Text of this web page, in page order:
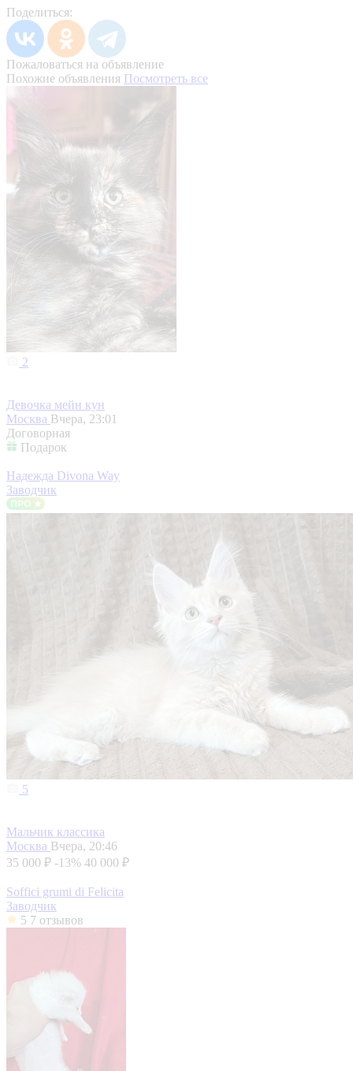
Поделиться:
Пожаловаться на объявление
Похожие объявления Посмотреть все
2
Девочка мейн кун
Москва Вчера, 23:01
Договорная
Подарок
Надежда Divona Way
Заводчик
5
Мальчик классика
Москва Вчера, 20:46
35 000 ₽ -13% 40 000 ₽
Soffici grumi di Felicita
Заводчик
5 7 отзывов